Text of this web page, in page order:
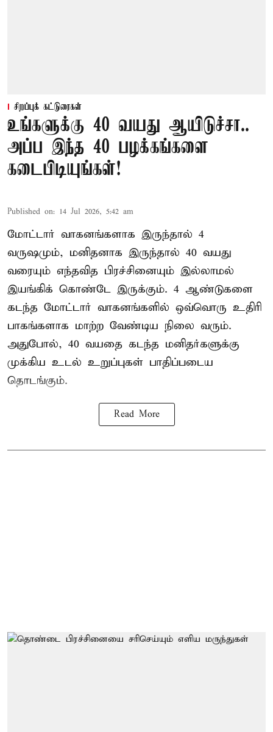
சிறப்புக் கட்டுரைகள்
உங்களுக்கு 40 வயது ஆயிடுச்சா..
அப்ப இந்த 40 பழக்கங்களை
கடைபிடியுங்கள்!
Published on: 14 Jul 2026, 5:42 am
மோட்டார் வாகனங்களாக இருந்தால் 4
வருஷமும், மனிதனாக இருந்தால் 40 வயது
வரையும் எந்தவித பிரச்சினையும் இல்லாமல்
இயங்கிக் கொண்டே இருக்கும். 4 ஆண்டுகளை
கடந்த மோட்டார் வாகனங்களில் ஒவ்வொரு உதிரி
பாகங்களாக மாற்ற வேண்டிய நிலை வரும்.
அதுபோல், 40 வயதை கடந்த மனிதர்களுக்கு
முக்கிய உடல் உறுப்புகள் பாதிப்படைய
தொடங்கும்.
Read More